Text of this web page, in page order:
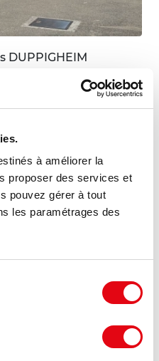
à améliorer la
proposer des services et
pouvez gérer à tout
les paramétrages des
DUPPIGHEIM